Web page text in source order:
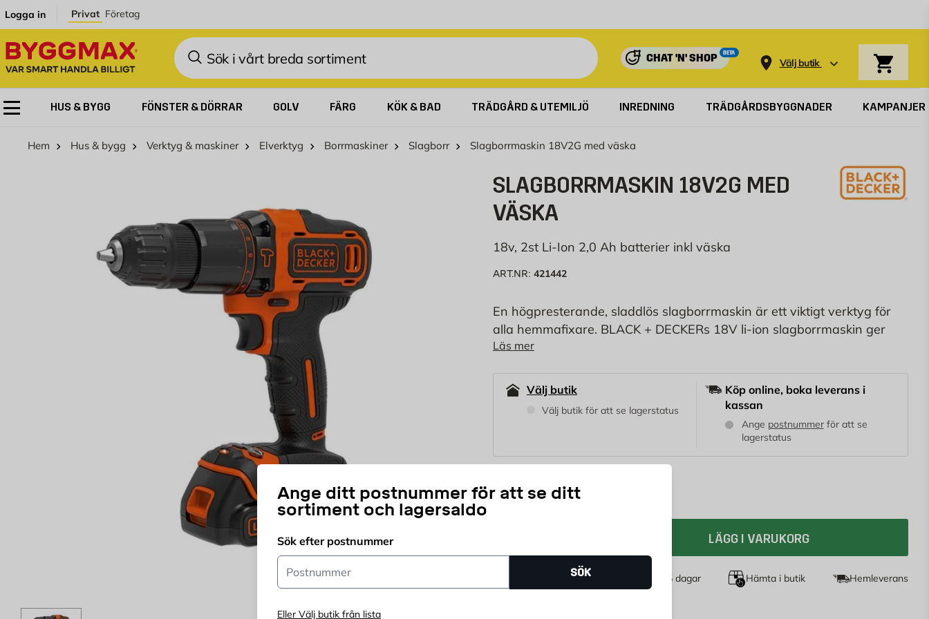
Logga in Privat Företag
Sök
CHAT 'N' SHOP
BETA
Välj butik
Ange ditt postnummer för att se ditt
sortiment och lagersaldo
Sök efter postnummer
Postnummer
SÖK
Eller Välj butik från lista
HUS & BYGG FÖNSTER & DÖRRAR GOLV FÄRG KÖK & BAD TRÄDGÅRD & UTEMILJÖ INREDNING TRÄDGÅRDSBYGGNADER KAMPANJER
Hem Hus & bygg Verktyg & maskiner Elverktyg Borrmaskiner Slagborr Slagborrmaskin 18V2G med väska
SLAGBORRMASKIN 18V2G MED
VÄSKA
18v, 2st Li-Ion 2,0 Ah batterier inkl väska
ART.NR: 421442
En högpresterande, sladdlös slagborrmaskin är ett viktigt verktyg för
alla hemmafixare. BLACK + DECKERs 18V li-ion slagborrmaskin ger
kraften, hastigheten och driftstiden du behöver för all typ av borrning i
Läs mer
Välj butik
Välj butik för att se lagerstatus
Köp online, boka leverans i
kassan
Ange postnummerför att se
lagerstatus
1 495 KR
Antal
LÄGG I VARUKORG
Öppet köp i 365 dagar Hämta i butik Hemleverans